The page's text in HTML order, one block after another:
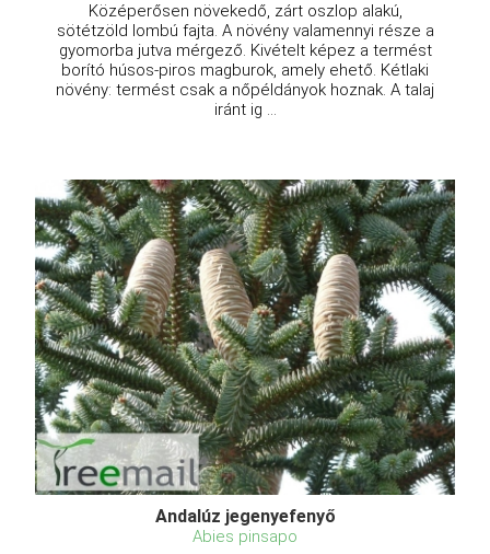
Középerősen növekedő, zárt oszlop alakú,
sötétzöld lombú fajta. A növény valamennyi része a
gyomorba jutva mérgező. Kivételt képez a termést
borító húsos-piros magburok, amely ehető. Kétlaki
növény: termést csak a nőpéldányok hoznak. A talaj
iránt ig ...
Andalúz jegenyefenyő
Abies pinsapo